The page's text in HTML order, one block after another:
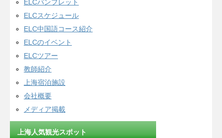
ELCパンフレット
ELCスケジュール
ELC中国語コース紹介
ELCのイベント
ELCツアー
教師紹介
上海宿泊施設
会社概要
メディア掲載
上海人気観光スポット